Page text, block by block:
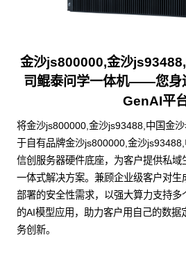
金沙js800000,金沙
司鲲泰问学一体机——您身
GenAI平
将金沙js800000,金沙js93488,中国金
于自有品牌金沙js800000,金沙
信创服务器硬件底座，为客户提供私域
一体式解决方案。兼顾企业级客户对生
部署的安全性需求，以强大算力支持
的AI模型应用，助力客户用自己的数据
务创新。